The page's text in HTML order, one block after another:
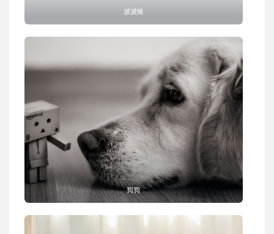
波波妹
狗狗